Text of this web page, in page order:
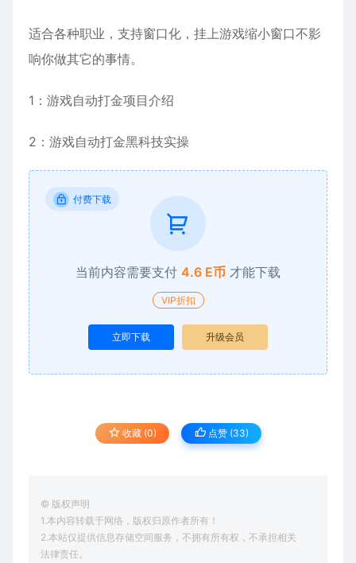
适合各种职业，支持窗口化，挂上游戏缩小窗口不影
响你做其它的事情。
1：游戏自动打金项目介绍
2：游戏自动打金黑科技实操
付费下载
当前内容需要支付 4.6 E币 才能下载
VIP折扣
立即下载 升级会员
收藏 (0) 点赞 (33)
© 版权声明
1.本内容转载于网络，版权归原作者所有！
2.本站仅提供信息存储空间服务，不拥有所有权，不承担相关
法律责任。